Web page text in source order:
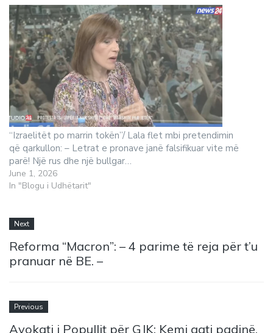
“Izraelitët po marrin tokën”/ Lala flet mbi pretendimin
që qarkullon: – Letrat e pronave janë falsifikuar vite më
parë! Një rus dhe një bullgar…
June 1, 2026
In "Blogu i Udhëtarit"
Next
Reforma “Macron”: – 4 parime të reja për t’u
pranuar në BE. –
Previous
Avokati i Popullit për GJK: Kemi gati padinë,